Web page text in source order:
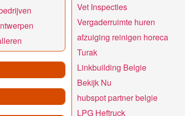
Vet Inspecties
Vergaderruimte huren
afzuiging reinigen horeca
Turak
Linkbuilding Belgie
Bekijk Nu
hubspot partner belgie
LPG Heftruck